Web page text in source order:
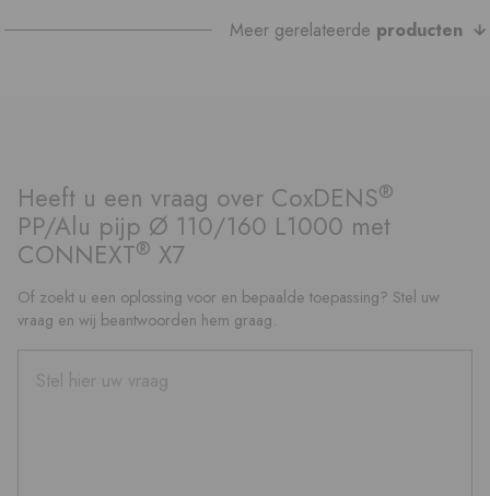
Meer gerelateerde producten
Heeft u een vraag over CoxDENS®
PP/Alu pijp Ø 110/160 L1000 met
CONNEXT® X7
Of zoekt u een oplossing voor en bepaalde toepassing? Stel uw
vraag en wij beantwoorden hem graag.